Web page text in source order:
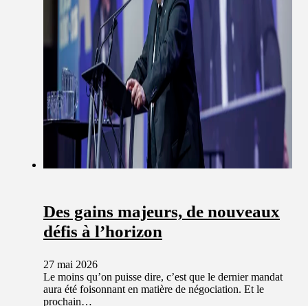
Des gains majeurs, de nouveaux
défis à l’horizon
27 mai 2026
Le moins qu’on puisse dire, c’est que le dernier mandat
aura été foisonnant en matière de négociation. Et le
prochain…